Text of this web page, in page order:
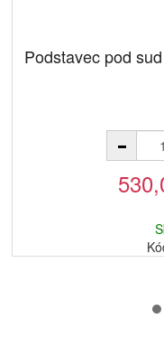
Podstavec pod